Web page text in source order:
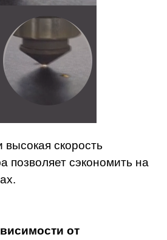
скорость
позволяет сэкономить на
от